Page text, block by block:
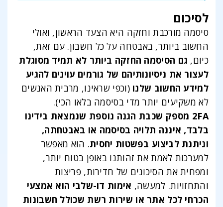
לסיכום
סיסמה מורכבת וחזקה היא הצעד הראשון, ואולי
החשוב ביותר, באבטחה על כל חשבון. עם זאת,
כיום, גם הסיסמה החזקה ביותר לא תמיד מסוגלת
לעצור את ניסיונותיהם של גורמים עוינים להגיע
למידע החשוב שלנו (וכפי שראינו, מרבית האנשים
לא משקיעים יותר מדי בסיסמה בלאו הכי).
2FA מספק שכבת הגנה נוספת שנמצאת בידינו
בלבד, איננה תלויה בסיסמה או באבטחתה,
וניתנת לביצוע בפשטות יחסית. הוא מאפשר
למערכות לאמת את זהותנו באופן בטוח יותר,
ומפחית את הסיכונים של חדירות, פריצות
והתחזויות. למעשה, אימות דו-שלבי הוא אמצעי
הכרחי לכל אתר או שירות רשת שכולל חשבונות